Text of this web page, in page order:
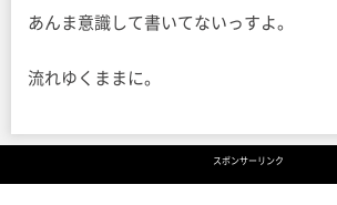
あんま意識して書いてないっすよ。
流れゆくままに。
スポンサーリンク